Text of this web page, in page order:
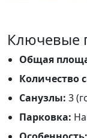
Ключевые
Общая
Количество
Санузлы: 3
Парковка: